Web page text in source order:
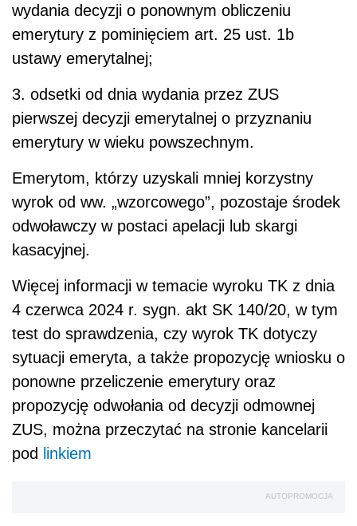
wydania decyzji o ponownym obliczeniu
emerytury z pominięciem art. 25 ust. 1b
ustawy emerytalnej;
3. odsetki od dnia wydania przez ZUS
pierwszej decyzji emerytalnej o przyznaniu
emerytury w wieku powszechnym.
Emerytom, którzy uzyskali mniej korzystny
wyrok od ww. „wzorcowego”, pozostaje środek
odwoławczy w postaci apelacji lub skargi
kasacyjnej.
Więcej informacji w temacie wyroku TK z dnia
4 czerwca 2024 r. sygn. akt SK 140/20, w tym
test do sprawdzenia, czy wyrok TK dotyczy
sytuacji emeryta, a także propozycję wniosku o
ponowne przeliczenie emerytury oraz
propozycję odwołania od decyzji odmownej
ZUS, można przeczytać na stronie kancelarii
pod
linkiem
AUTOPROMOCJA